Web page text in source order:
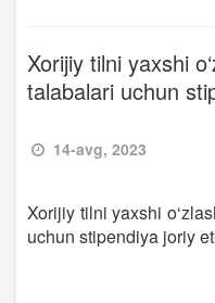
Xorijiy tilni yaxshi
talabalari uchun
14-avg, 2023
Xorijiy tilni yaxshi
uchun stipendiya joriy